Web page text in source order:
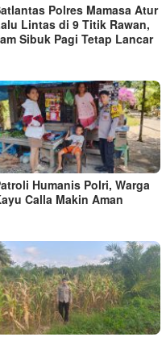
Polres Mamasa Atur
Lintas di 9 Titik Rawan,
Sibuk Pagi Tetap Lancar
Humanis Polri, Warga
Calla Makin Aman